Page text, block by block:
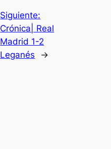
Siguiente:
Crónica| Real
Madrid 1-2
Leganés
→